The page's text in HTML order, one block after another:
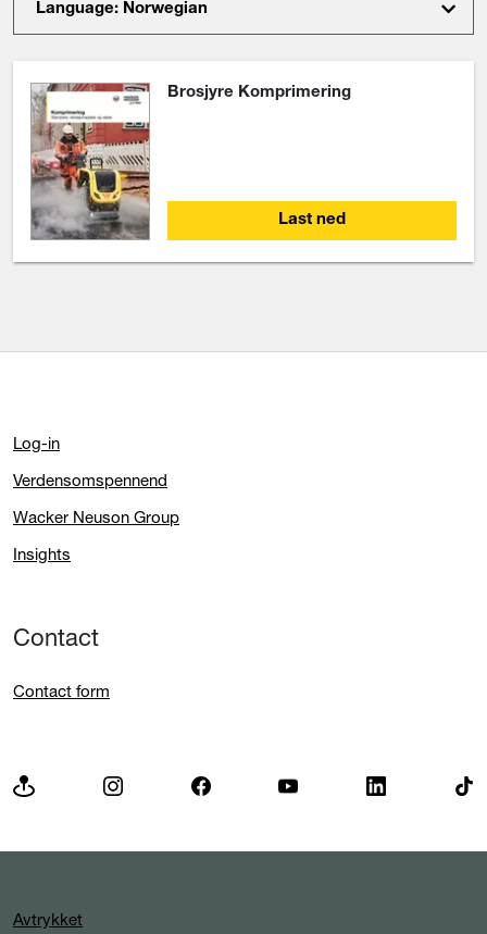
Language: Norwegian
Brosjyre Komprimering
Last ned
Log-in
Verdensomspennend
Wacker Neuson Group
Insights
Contact
Contact form
Avtrykket